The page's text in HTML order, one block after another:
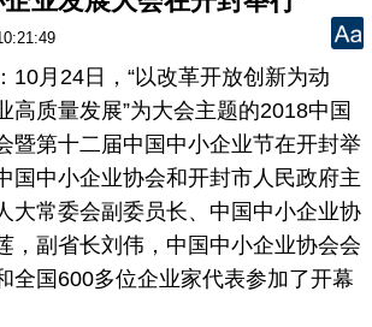
月24日，“以改革开放创新为动
高质量发展”为大会主题的2018中国
暨第十二届中国中小企业节在开封举
国中小企业协会和开封市人民政府主
大常委会副委员长、中国中小企业协
，副省长刘伟，中国中小企业协会会
全国600多位企业家代表参加了开幕